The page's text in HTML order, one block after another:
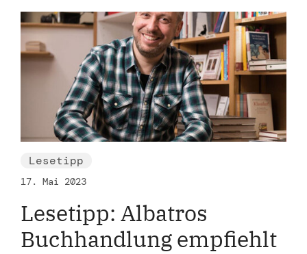
Lesetipp
17. Mai 2023
Lesetipp: Albatros
Buchhandlung empfiehlt